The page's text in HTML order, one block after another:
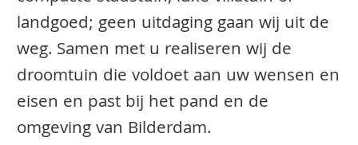
landgoed; geen uitdaging gaan wij uit de
weg. Samen met u realiseren wij de
droomtuin die voldoet aan uw wensen en
eisen en past bij het pand en de
omgeving van Bilderdam.